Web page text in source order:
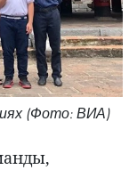
(Фото: ВИА)